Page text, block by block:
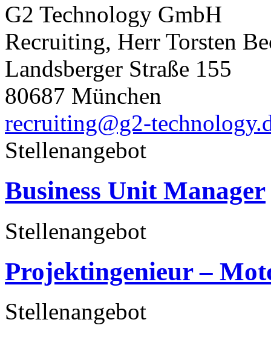
G2 Technology GmbH
Recruiting, Herr Torsten
Landsberger Straße 155
80687 München
recruiting@g2-
Stellenangebot
Business Unit Manager
Stellenangebot
Projektingenieur –
Stellenangebot